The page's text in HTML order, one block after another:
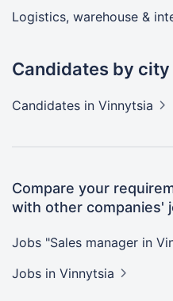
Logistics, warehouse &
Candidates by city
Candidates in Vinnytsia
Compare your
with other companies'
Jobs "Sales manager in
Jobs in Vinnytsia